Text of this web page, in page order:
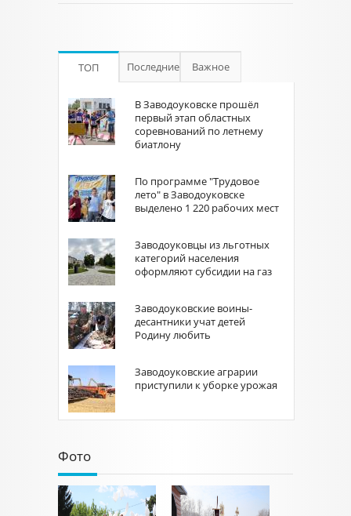
ТОП Последние Важное
В Заводоуковске прошёл
первый этап областных
соревнований по летнему
биатлону
По программе "Трудовое
лето" в Заводоуковске
выделено 1 220 рабочих мест
Заводоуковцы из льготных
категорий населения
оформляют субсидии на газ
Заводоуковские воины-
десантники учат детей
Родину любить
Заводоуковские аграрии
приступили к уборке урожая
Фото